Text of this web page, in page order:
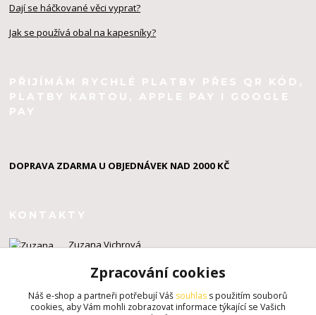
Dají se háčkované věci vyprat?
Jak se používá obal na kapesníky?
PŘIJÍMÁM RYCHLÉ PLATBY PŘES QR KÓD,
PLATBY KARTOU, APPLE PAY I GOOGLE
PAY
DOPRAVA ZDARMA U OBJEDNÁVEK NAD 2000 KČ
KONTAKTY
Zuzana Vichrová
info@zuzahackuje.cz
Zpracování cookies
Náš e-shop a partneři potřebují Váš souhlas s použitím souborů
cookies, aby Vám mohli zobrazovat informace týkající se Vašich